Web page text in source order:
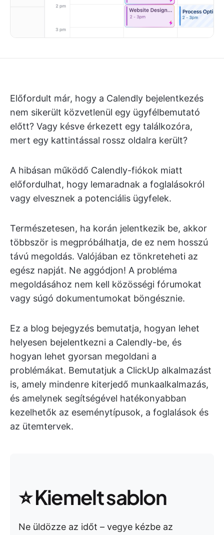
Előfordult már, hogy a Calendly bejelentkezés
nem sikerült közvetlenül egy ügyfélbemutató
előtt? Vagy késve érkezett egy találkozóra,
mert egy kattintással rossz oldalra került?
A hibásan működő Calendly-fiókok miatt
előfordulhat, hogy lemaradnak a foglalásokról
vagy elvesznek a potenciális ügyfelek.
Természetesen, ha korán jelentkezik be, akkor
többször is megpróbálhatja, de ez nem hosszú
távú megoldás. Valójában ez tönkreteheti az
egész napját. Ne aggódjon! A probléma
megoldásához nem kell közösségi fórumokat
vagy súgó dokumentumokat böngésznie.
Ez a blog bejegyzés bemutatja, hogyan lehet
helyesen bejelentkezni a Calendly-be, és
hogyan lehet gyorsan megoldani a
problémákat. Bemutatjuk a ClickUp alkalmazást
is, amely mindenre kiterjedő munkaalkalmazás,
és amelynek segítségével hatékonyabban
kezelhetők az eseménytípusok, a foglalások és
az ütemtervek.
⭐ Kiemelt sablon
Ne üldözze az időt – vegye kézbe az